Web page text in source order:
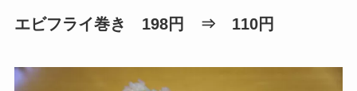
エビフライ巻き 198円 ⇒ 110円